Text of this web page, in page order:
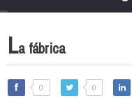
La fábrica
0 0